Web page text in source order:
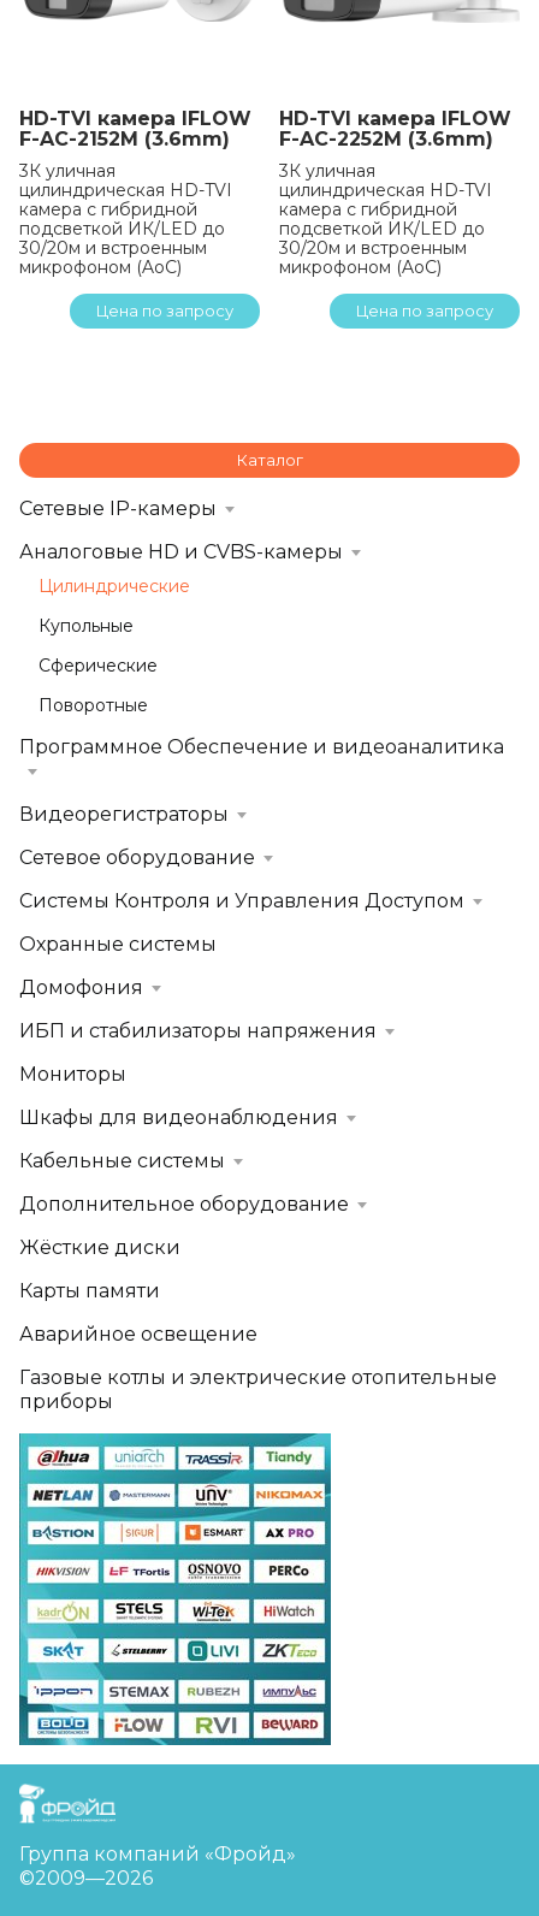
HD-TVI камера IFLOW
F-AC-2152M (3.6mm)
3К уличная
цилиндрическая HD-TVI
камера с гибридной
подсветкой ИК/LED до
30/20м и встроенным
микрофоном (AoC)
Цена по запросу
HD-TVI камера IFLOW
F-AC-2252M (3.6mm)
3К уличная
цилиндрическая HD-TVI
камера с гибридной
подсветкой ИК/LED до
30/20м и встроенным
микрофоном (AoC)
Цена по запросу
Каталог
Сетевые IP-камеры
Аналоговые HD и CVBS-камеры
Цилиндрические
Купольные
Сферические
Поворотные
Программное Обеспечение и видеоаналитика
Видеорегистраторы
Сетевое оборудование
Системы Контроля и Управления Доступом
Охранные системы
Домофония
ИБП и стабилизаторы напряжения
Мониторы
Шкафы для видеонаблюдения
Кабельные системы
Дополнительное оборудование
Жёсткие диски
Карты памяти
Аварийное освещение
Газовые котлы и электрические отопительные
приборы
FreudGroup
Группа компаний «Фройд»
©2009—2026